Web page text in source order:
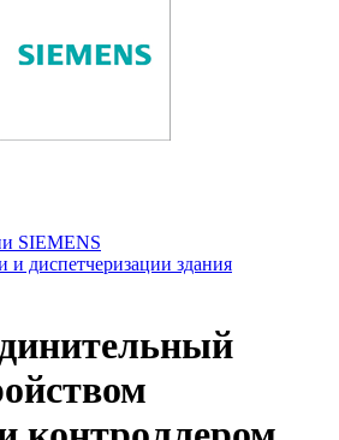
SIEMENS
и диспетчеризации здания